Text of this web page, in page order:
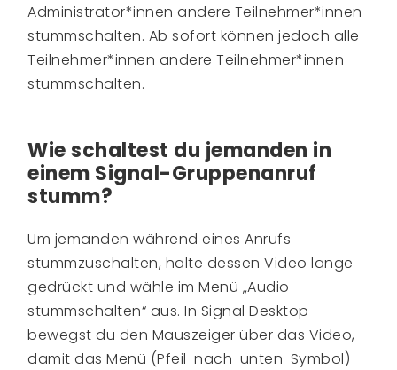
Administrator*innen andere Teilnehmer*innen
stummschalten. Ab sofort können jedoch alle
Teilnehmer*innen andere Teilnehmer*innen
stummschalten.
Wie schaltest du jemanden in
einem Signal-Gruppenanruf
stumm?
Um jemanden während eines Anrufs
stummzuschalten, halte dessen Video lange
gedrückt und wähle im Menü „Audio
stummschalten“ aus. In Signal Desktop
bewegst du den Mauszeiger über das Video,
damit das Menü (Pfeil-nach-unten-Symbol)